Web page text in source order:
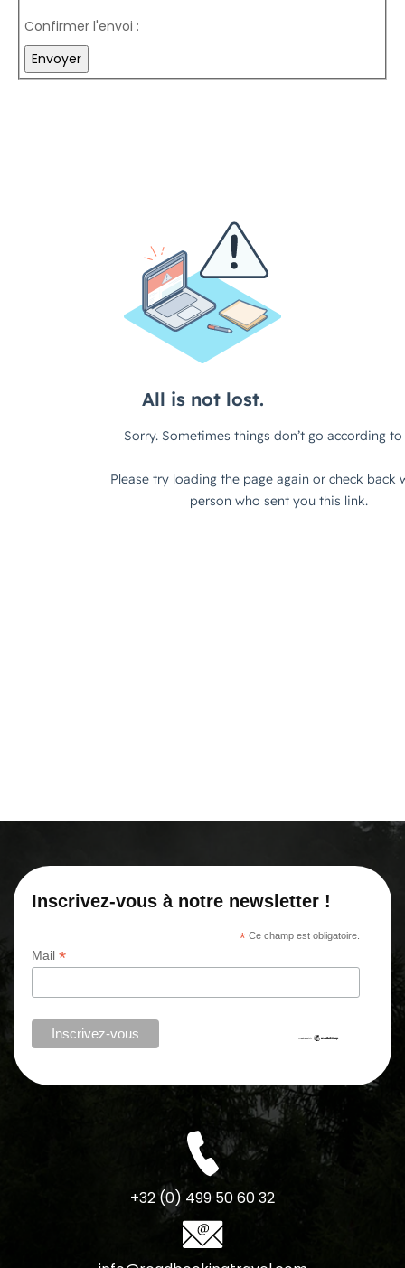
Confirmer l'envoi :
Inscrivez-vous à notre newsletter !
*Ce champ est obligatoire.
Mail *
+32 (0) 499 50 60 32